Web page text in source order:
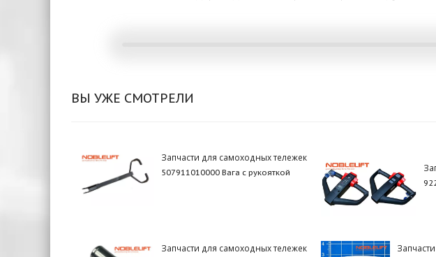
ВЫ УЖЕ СМОТРЕЛИ
Запчасти для самоходных тележек
507911010000 Вага с рукояткой
Запчасти для самоходных тележек